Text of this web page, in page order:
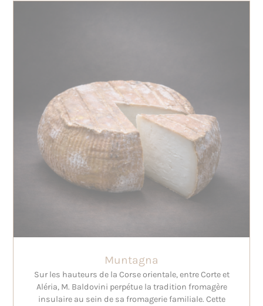
Muntagna
Sur les hauteurs de la Corse orientale, entre Corte et
Aléria, M. Baldovini perpétue la tradition fromagère
insulaire au sein de sa fromagerie familiale. Cette